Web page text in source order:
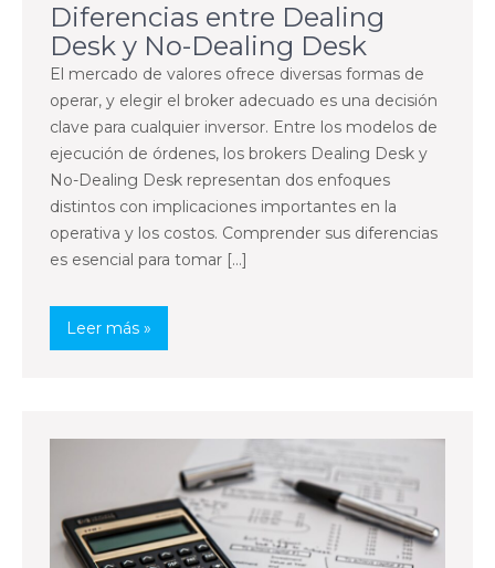
Diferencias entre Dealing
Desk y No-Dealing Desk
El mercado de valores ofrece diversas formas de
operar, y elegir el broker adecuado es una decisión
clave para cualquier inversor. Entre los modelos de
ejecución de órdenes, los brokers Dealing Desk y
No-Dealing Desk representan dos enfoques
distintos con implicaciones importantes en la
operativa y los costos. Comprender sus diferencias
es esencial para tomar […]
Leer más »